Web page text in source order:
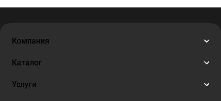
Компания
Каталог
Услуги